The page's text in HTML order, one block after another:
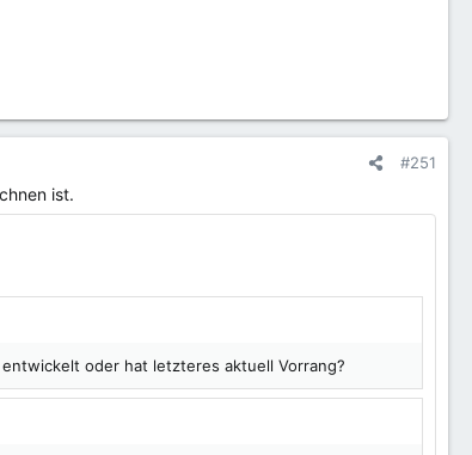
#251
ist.
oder hat letzteres aktuell Vorrang?